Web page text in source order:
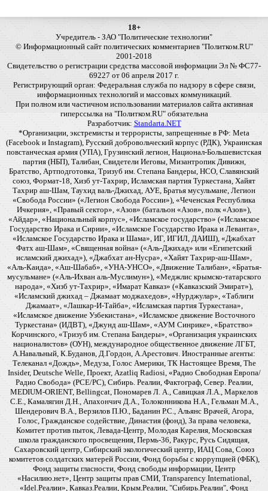
18+
Учредитель - ЗАО "Политические технологии"
© Информационный сайт политических комментариев "Политком.RU"
2001-2018
Свидетельство о регистрации средства массовой информации Эл № ФС77-
69227 от 06 апреля 2017 г.
Регистрирующий орган: Федеральная служба по надзору в сфере связи,
информационных технологий и массовых коммуникаций.
При полном или частичном использовании материалов сайта активная
гиперссылка на "Политком.RU" обязательна
Разработчик: Standarta.NET
*Организации, экстремисты и террористы, запрещенные в РФ: Meta
(Facebook и Instagram), Русский добровольческий корпус (РДК), Украинская
повстанческая армия (УПА), Грузинский легион, Национал-Большевистская
партия (НБП), Талибан, Свидетели Иеговы, Мизантропик Дивижн,
Братство, Артподготовка, Тризуб им. Степана Бандеры, НСО, Славянский
союз, Формат-18, Хизб ут-Тахрир, Исламская партия Туркестана, Хайят
Тахрир аш-Шам, Таухид валь-Джихад, АУЕ, Братья мусульмане, Легион
«Свобода России» («Легион Свобода России»), «Чеченская Республика
Ичкерия», «Правый сектор», «Азов» (батальон «Азов», полк «Азов»),
«Айдар», «Национальный корпус», «Исламское государство» («Исламское
Государство Ирака и Сирии», «Исламское Государство Ирака и Леванта»,
«Исламское Государство Ирака и Шама», ИГ, ИГИЛ, ДАИШ), «Джабхат
Фатх аш-Шам», «Священная война» («Аль-Джихад» или «Египетский
исламский джихад»), «Джабхат ан-Нусра», «Хайят Тахрир-аш-Шам»,
«Аль-Каида», «Аш-Шабаб», «УНА-УНСО», «Движение Талибан», «Братья-
мусульмане» («Аль-Ихван аль-Муслимун»), «Меджлис крымско-татарского
народа», «Хизб ут-Тахрир», «Имарат Кавказ» («Кавказский Эмират»),
«Исламский джихад – Джамаат моджахедов», «Нурджулар», «Таблиги
Джамаат», «Лашкар-И-Тайба», «Исламская партия Туркестана»,
«Исламское движение Узбекистана», «Исламское движение Восточного
Туркестана» (ИДВТ), «Джунд аш-Шам», «АУМ Синрике», «Братство»
Корчинского, «Тризуб им. Степана Бандеры», «Организация украинских
националистов» (ОУН), международное общественное движение ЛГБТ,
А.Навальный, К.Буданов, Д.Гордон, А.Арестович. Иностранные агенты:
Телеканал «Дождь», Медуза, Голос Америки, ТК Настоящее Время, The
Insider, Deutsche Welle, Проект, Azatliq Radiosi, «Радио Свободная Европа/
Радио Свобода» (PCE/PC), Сибирь. Реалии, Фактограф, Север. Реалии,
MEDIUM-ORIENT, Bellingcat, Пономарев Л. А., Савицкая Л.А., Маркелов
С.Е., Камалягин Д.Н., Апахончич Д.А., Толоконникова Н.А., Гельман М.А.,
Шендерович В.А., Верзилов П.Ю., Баданин Р.С., Альянс Врачей, Агора,
Голос, Гражданское содействие, Династия (фонд), За права человека,
Комитет против пыток, Левада-Центр, Молодая Карелия, Московская
школа гражданского просвещения, Пермь-36, Ракурс, Русь Сидящая,
Сахаровский центр, Сибирский экологический центр, ИАЦ Сова, Союз
комитетов солдатских матерей России, Фонд борьбы с коррупцией (ФБК),
Фонд защиты гласности, Фонд свободы информации, Центр
«Насилию.нет», Центр защиты прав СМИ, Transparency International,
«Idel.Реалии», Кавказ.Реалии, Крым.Реалии, "Сибирь.Реалии", Фонд